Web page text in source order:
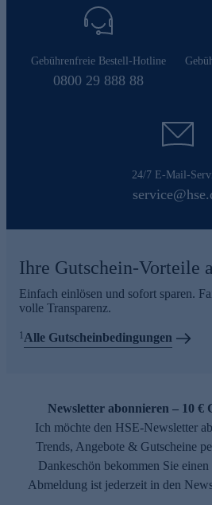
Gebührenfreie Bestell-Hotline
0800 29 888 88
24/7 E-Mail-
Ihre Gutschein-Vorteile
Einfach einlösen und sofort sparen.
volle Transparenz.
1 Alle Gutscheinbedingungen
Newsletter abonnieren – 10 €
Ich möchte den HSE-Newsletter
Trends, Angebote & Gutscheine
Dankeschön bekommen Sie
Abmeldung ist jederzeit in den